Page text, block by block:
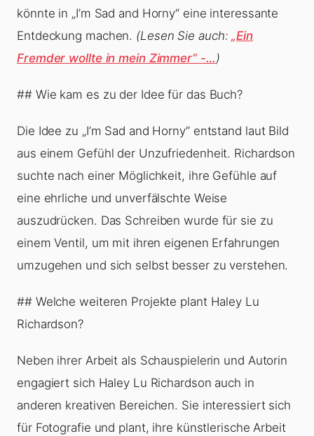
könnte in „I’m Sad and Horny“ eine interessante
Entdeckung machen. (Lesen Sie auch:„Ein
Fremder wollte in mein Zimmer“ -…)
## Wie kam es zu der Idee für das Buch?
Die Idee zu „I’m Sad and Horny“ entstand laut Bild
aus einem Gefühl der Unzufriedenheit. Richardson
suchte nach einer Möglichkeit, ihre Gefühle auf
eine ehrliche und unverfälschte Weise
auszudrücken. Das Schreiben wurde für sie zu
einem Ventil, um mit ihren eigenen Erfahrungen
umzugehen und sich selbst besser zu verstehen.
## Welche weiteren Projekte plant Haley Lu
Richardson?
Neben ihrer Arbeit als Schauspielerin und Autorin
engagiert sich Haley Lu Richardson auch in
anderen kreativen Bereichen. Sie interessiert sich
für Fotografie und plant, ihre künstlerische Arbeit